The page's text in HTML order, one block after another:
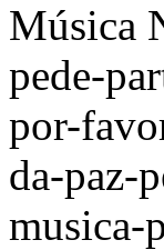
Música
pede-
por-
da-paz-
musica-